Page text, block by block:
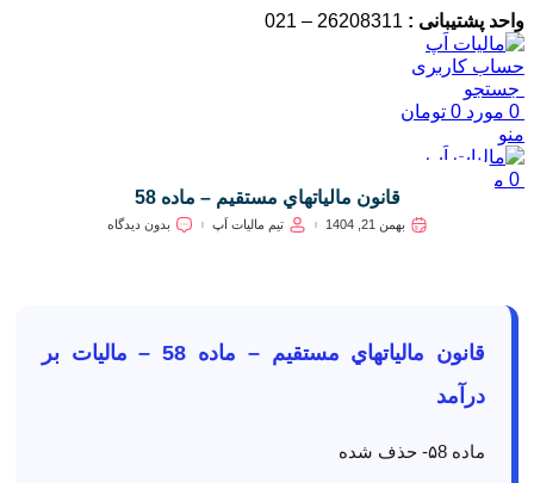
واحد پشتیبانی :
حساب کاربری
جستجو
0 مورد 0 تومان
منو
0 مورد
قانون مالياتهاي مستقيم – ماده 58
بهمن 21, 1404 تیم مالیات اَپ بدون دیدگاه
قانون مالياتهاي مستقيم – ماده 58 – مالیات بر
درآمد
ماده ۵8- حذف شده